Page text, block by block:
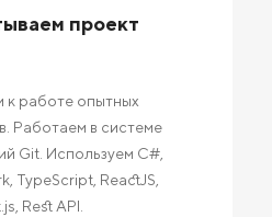
проект
к работе опытных
Работаем в системе
Git. Используем C#,
TypeScript, ReactJS,
Rest API.